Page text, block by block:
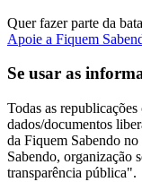
Quer fazer parte da
Apoie a Fiquem
Se usar as
Todas as
dados/documentos
da Fiquem Sabendo
Sabendo, organização
transparência pública".